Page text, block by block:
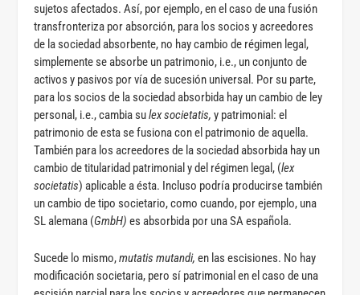
sujetos afectados. Así, por ejemplo, en el caso de una fusión
transfronteriza por absorción, para los socios y acreedores
de la sociedad absorbente, no hay cambio de régimen legal,
simplemente se absorbe un patrimonio, i.e., un conjunto de
activos y pasivos por vía de sucesión universal. Por su parte,
para los socios de la sociedad absorbida hay un cambio de ley
personal, i.e., cambia sulex societatis,y patrimonial: el
patrimonio de esta se fusiona con el patrimonio de aquella.
También para los acreedores de la sociedad absorbida hay un
cambio de titularidad patrimonial y del régimen legal, (lex
societatis) aplicable a ésta. Incluso podría producirse también
un cambio de tipo societario, como cuando, por ejemplo, una
SL alemana (GmbH)es absorbida por una SA española.
Sucede lo mismo,mutatis mutandi,en las escisiones. No hay
modificación societaria, pero sí patrimonial en el caso de una